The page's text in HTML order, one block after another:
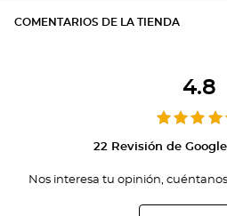
COMENTARIOS DE LA TIENDA
4.8
22 Revisión de
Nos interesa tu opinión,